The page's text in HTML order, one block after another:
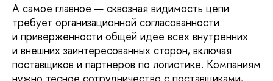
А самое главное — сквозная видимость цепи
требует организационной согласованности
и приверженности общей идее всех внутренних
и внешних заинтересованных сторон, включая
поставщиков и партнеров по логистике. Компаниям